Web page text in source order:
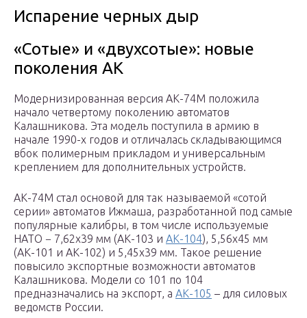
Испарение черных дыр
«Сотые» и «двухсотые»: новые
поколения АК
Модернизированная версия АК-74М положила
начало четвертому поколению автоматов
Калашникова. Эта модель поступила в армию в
начале 1990-х годов и отличалась складывающимся
вбок полимерным прикладом и универсальным
креплением для дополнительных устройств.
АК-74М стал основой для так называемой «сотой
серии» автоматов Ижмаша, разработанной под самые
популярные калибры, в том числе используемые
НАТО − 7,62х39 мм (АК-103 и АК-104), 5,56х45 мм
(АК-101 и АК-102) и 5,45х39 мм. Такое решение
повысило экспортные возможности автоматов
Калашникова. Модели со 101 по 104
предназначались на экспорт, а АК-105 – для силовых
ведомств России.